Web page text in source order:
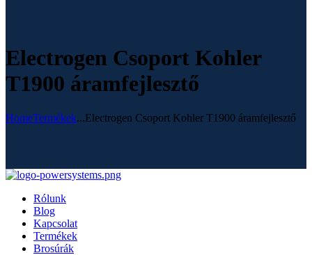
Electrogen Csoport Kohler
T1900 áramfejlesztő
HomeTermékek...Electrogen Csoport Kohler T1900 áramfejlesztő
Rólunk
Blog
Kapcsolat
Termékek
Brosúrák